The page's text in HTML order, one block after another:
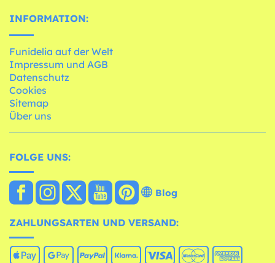
INFORMATION:
Funidelia auf der Welt
Impressum und AGB
Datenschutz
Cookies
Sitemap
Über uns
FOLGE UNS:
Blog
ZAHLUNGSARTEN UND VERSAND: